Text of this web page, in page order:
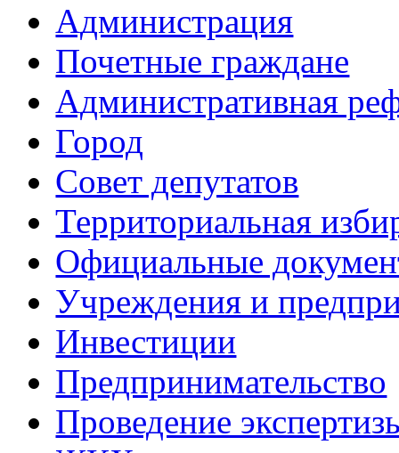
Администрация
Почетные граждане
Административная
Город
Совет депутатов
Территориальная
Официальные
Учреждения и
Инвестиции
Предпринимательство
Проведение